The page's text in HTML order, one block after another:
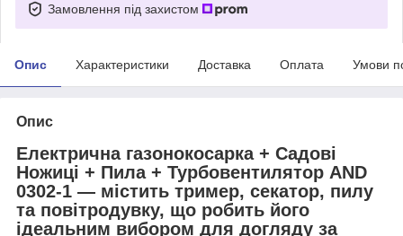
Замовлення під захистом
Опис Характеристики Доставка Оплата Умови
Опис
Електрична газонокосарка + Садові
Ножиці + Пила + Турбовентилятор AND
0302-1 — містить тример, секатор, пилу
та повітродувку, що робить його
ідеальним вибором для догляду за